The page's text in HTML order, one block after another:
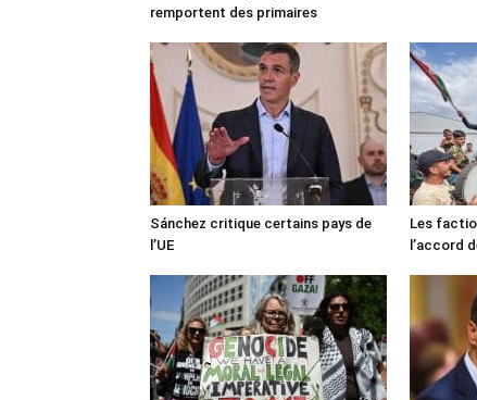
remportent des primaires
Sánchez critique certains pays de
l’UE
Les
l’accord